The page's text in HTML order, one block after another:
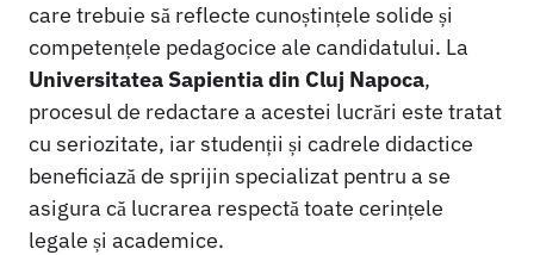
care trebuie să reflecte cunoștințele solide și
competențele pedagocice ale candidatului. La
Universitatea Sapientia din Cluj Napoca,
procesul de redactare a acestei lucrări este tratat
cu seriozitate, iar studenții și cadrele didactice
beneficiază de sprijin specializat pentru a se
asigura că lucrarea respectă toate cerințele
legale și academice.